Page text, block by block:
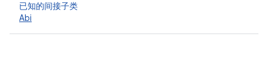
已知的间接子类
Abi